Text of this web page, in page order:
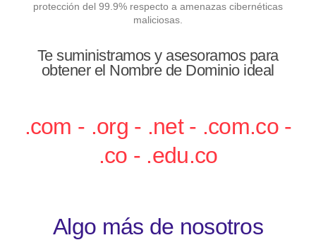
protección del 99.9% respecto a amenazas cibernéticas
maliciosas.
Te suministramos y asesoramos para
obtener el Nombre de Dominio ideal
.com - .org - .net - .com.co -
.co - .edu.co
Algo más de nosotros